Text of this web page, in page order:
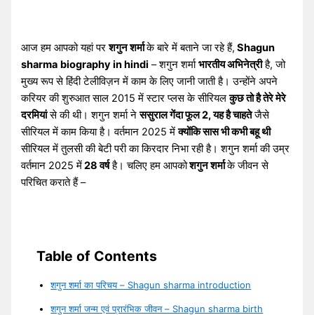
आज हम आपको यहां परशगुन शर्माके बारे में बताने जा रहे हैं, Shagun
sharma biography in hindi – शगुन शर्माभारतीय अभिनेत्रीहै, जो
मुख्य रूप से हिंदी टेलीविज़न में काम के लिए जानी जाती है। उन्होंने अपने
करियर की शुरुआत साल 2015 में स्टार प्लस के सीरियलकुछ तो है तेरे मेरे
दरमियांसे की थी। शगुन शर्मा नेससुराल गेंदा फूल 2, यह है चाहतेजैसे
सीरियल में काम किया है। वर्तमान 2025 मेंक्योंकि सास भी कभी बहू थी
सीरियल में तुलसी की बेटी परी का किरदार निभा रही है। शगुन शर्मा की उम्र
वर्तमान 2025 में28 वर्षहै। चलिए हम आपकोशगुन शर्माके जीवन से
परिचित कराते हैं –
Table of Contents
शगुन शर्मा का परिचय – Shagun sharma introduction
शगुन शर्मा जन्म एवं प्रारंभिक जीवन – Shagun sharma birth